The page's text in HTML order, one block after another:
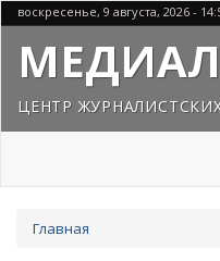
Перейти
к
основному
содержанию
воскресенье, 9 августа, 2026 -
ЦЕНТР
здесь
Главная